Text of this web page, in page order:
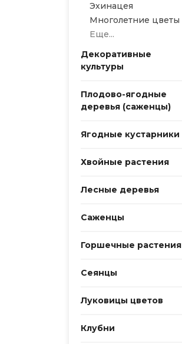
Эхинацея
Многолетние цветы
Еще...
Декоративные
культуры
Плодово-ягодные
деревья (саженцы)
Ягодные кустарники
Хвойные растения
Лесные деревья
Саженцы
Горшечные растения
Сеянцы
Луковицы цветов
Клубни